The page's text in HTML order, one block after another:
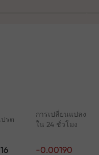
ง
ของคุ
ปรด
การเปลี่ยนแปลง
ใน 24 ชั่วโมง
16 -0.00190